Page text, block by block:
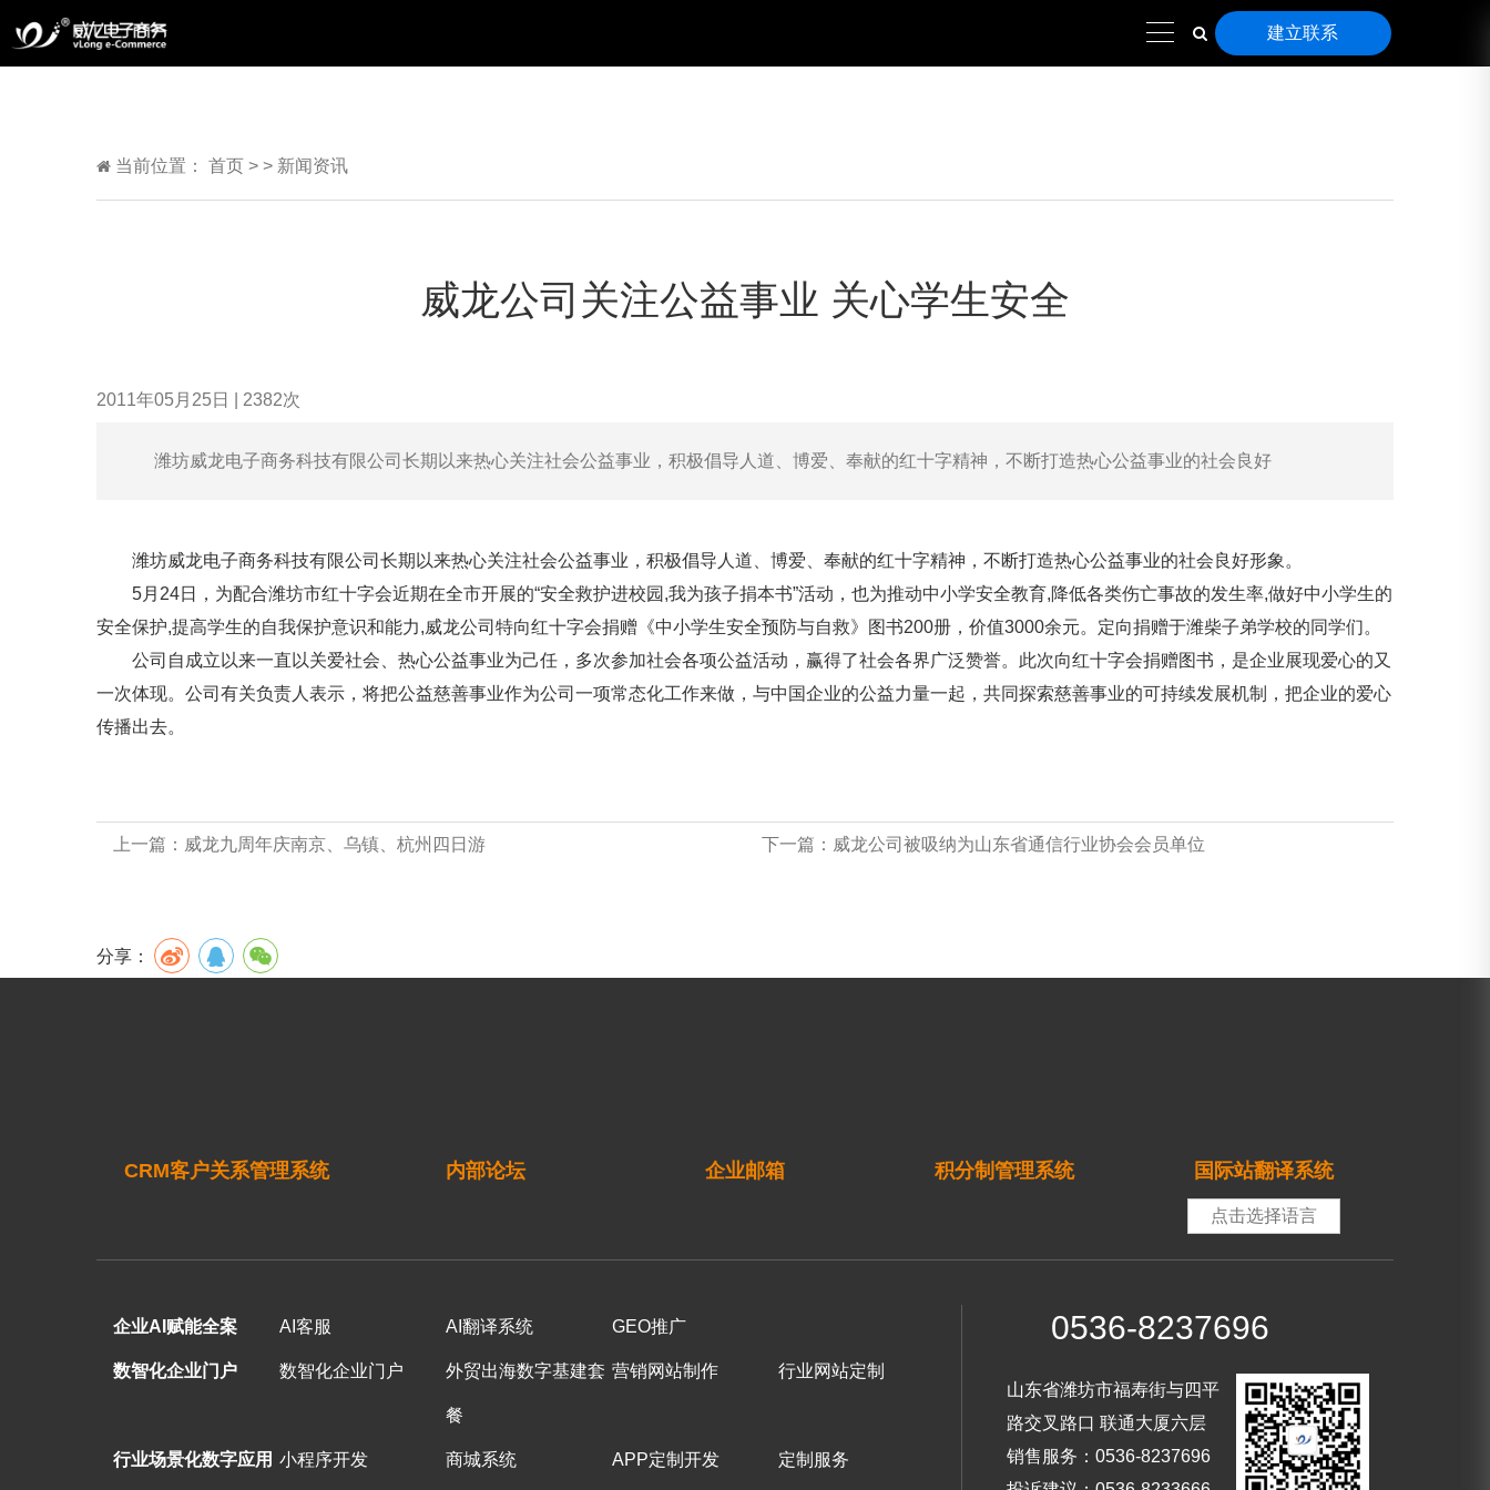
建立联系
当前位置： 首页 > > 新闻资讯
威龙公司关注公益事业 关心学生安全
2011年05月25日 2382次
潍坊威龙电子商务科技有限公司长期以来热心关注社会公益事业，积极倡导人道、博爱、奉献的红十字精神，不断打造热心公益事业的社会良好
潍坊威龙电子商务科技有限公司长期以来热心关注社会公益事业，积极倡导人道、博爱、奉献的红十字精神，不断打造热心公益事业的社会良好形象。
5月24日，为配合潍坊市红十字会近期在全市开展的“安全救护进校园,我为孩子捐本书”活动，也为推动中小学安全教育,降低各类伤亡事故的发生率,做好中小学生的
安全保护,提高学生的自我保护意识和能力,威龙公司特向红十字会捐赠《中小学生安全预防与自救》图书200册，价值3000余元。定向捐赠于潍柴子弟学校的同学们。
公司自成立以来一直以关爱社会、热心公益事业为己任，多次参加社会各项公益活动，赢得了社会各界广泛赞誉。此次向红十字会捐赠图书，是企业展现爱心的又
一次体现。公司有关负责人表示，将把公益慈善事业作为公司一项常态化工作来做，与中国企业的公益力量一起，共同探索慈善事业的可持续发展机制，把企业的爱心
传播出去。
上一篇： 威龙九周年庆南京、乌镇、杭州四日游 下一篇： 威龙公司被吸纳为山东省通信行业协会会员单位
分享：
CRM客户关系管理系统 内部论坛 企业邮箱 积分制管理系统 国际站翻译系统
点击选择语言
企业AI赋能全案 AI客服 AI翻译系统 GEO推广
数智化企业门户 数智化企业门户 外贸出海数字基建套
餐
营销网站制作 行业网站定制
行业场景化数字应用 小程序开发 商城系统 APP定制开发 定制服务
0536-8237696
山东省潍坊市福寿街与四平
路交叉路口 联通大厦六层
销售服务：0536-8237696